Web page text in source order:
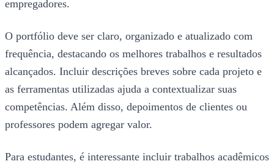
empregadores.
O portfólio deve ser claro, organizado e atualizado com
frequência, destacando os melhores trabalhos e resultados
alcançados. Incluir descrições breves sobre cada projeto e
as ferramentas utilizadas ajuda a contextualizar suas
competências. Além disso, depoimentos de clientes ou
professores podem agregar valor.
Para estudantes, é interessante incluir trabalhos acadêmicos